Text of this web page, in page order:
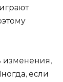
изменения,
если